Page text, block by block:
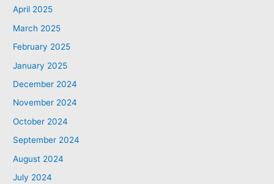
April 2025
March 2025
February 2025
January 2025
December 2024
November 2024
October 2024
September 2024
August 2024
July 2024